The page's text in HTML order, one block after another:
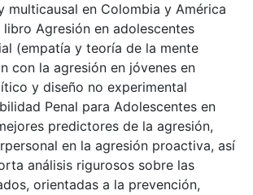
multicausal en Colombia y América
Agresión en adolescentes
(empatía y teoría de la mente
con la agresión en jóvenes en
y diseño no experimental
Penal para Adolescentes en
predictores de la agresión,
en la agresión proactiva, así
análisis rigurosos sobre las
orientadas a la prevención,